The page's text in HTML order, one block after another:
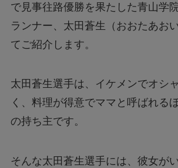
で見事往路優勝を果たした青山学
ランナー、太田蒼生（おおたあお
てご紹介します。
太田蒼生選手は、イケメンでオシ
く、料理が得意でママと呼ばれる
の持ち主です。
そんな太田蒼生選手には、彼女が